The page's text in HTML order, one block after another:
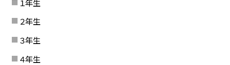
１年生
２年生
３年生
４年生